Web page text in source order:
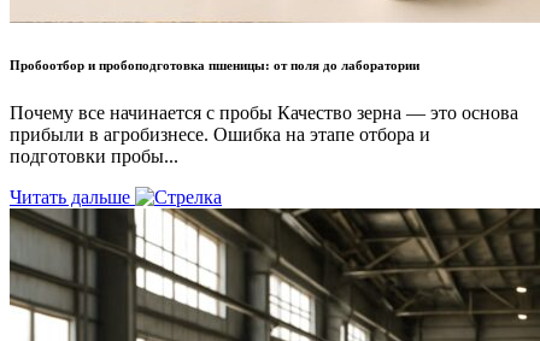
Пробоотбор и пробоподготовка пшеницы: от поля до лаборатории
Почему все начинается с пробы Качество зерна — это основа
прибыли в агробизнесе. Ошибка на этапе отбора и
подготовки пробы...
Читать дальше